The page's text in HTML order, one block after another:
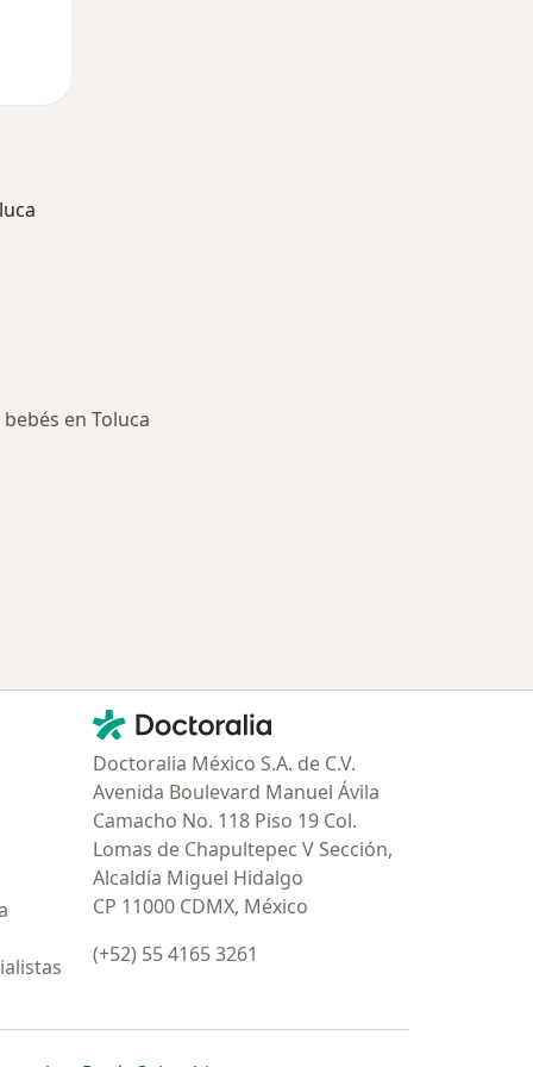
en Toluca
Contacto
Doctoralia - Página de inicio
Doctoralia México S.A. de C.V.
Avenida Boulevard Manuel Ávila
Camacho No. 118 Piso 19 Col.
Lomas de Chapultepec V Sección,
Alcaldía Miguel Hidalgo
CP 11000 CDMX, México
(+52) 55 4165 3261